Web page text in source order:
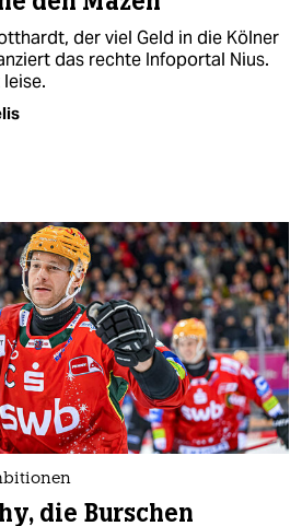
der viel Geld in die Kölner
das rechte Infoportal Nius.
die Burschen